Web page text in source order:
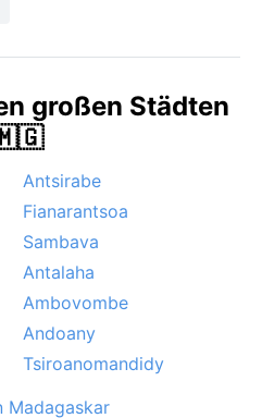
großen Städten
🇲🇬
Antsirabe
Fianarantsoa
Sambava
Antalaha
Ambovombe
Andoany
Tsiroanomandidy
Madagaskar